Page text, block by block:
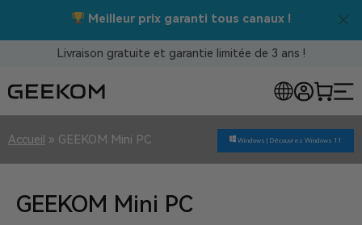
Meilleur prix garanti tous canaux !
Livraison gratuite et garantie limitée de 3 ans !
Accueil » GEEKOM Mini PC Windows | Découvrez Windows 11
GEEKOM Mini PC